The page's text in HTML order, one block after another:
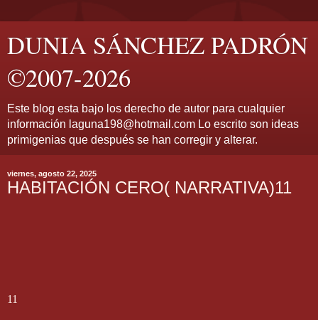
DUNIA SÁNCHEZ PADRÓN
©2007-2026
Este blog esta bajo los derecho de autor para cualquier
información laguna198@hotmail.com Lo escrito son ideas
primigenias que después se han corregir y alterar.
viernes, agosto 22, 2025
HABITACIÓN CERO( NARRATIVA)11
11